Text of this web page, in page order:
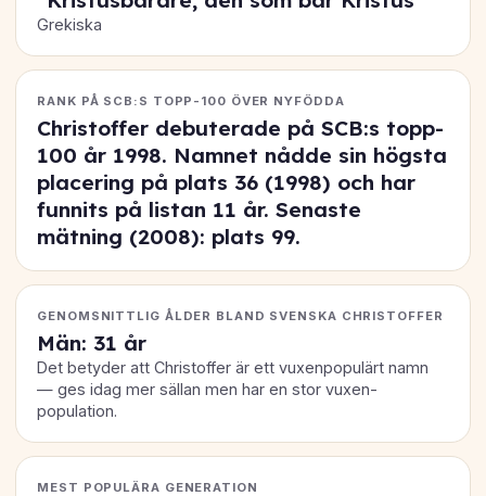
Grekiska
RANK PÅ SCB:S TOPP-100 ÖVER NYFÖDDA
Christoffer debuterade på SCB:s topp-
100 år 1998. Namnet nådde sin högsta
placering på plats 36 (1998) och har
funnits på listan 11 år. Senaste
mätning (2008): plats 99.
GENOMSNITTLIG ÅLDER BLAND SVENSKA CHRISTOFFER
Män: 31 år
Det betyder att Christoffer är ett vuxenpopulärt namn
— ges idag mer sällan men har en stor vuxen-
population.
MEST POPULÄRA GENERATION